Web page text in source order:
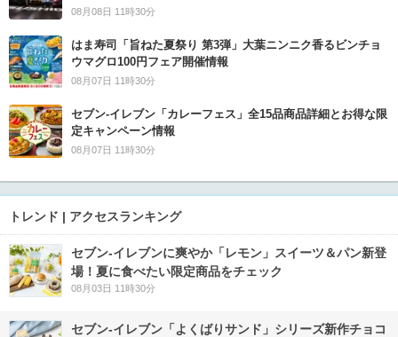
08月08日 11時30分
はま寿司「旨ねた夏祭り 第3弾」大葉ニンニク香るビンチョ
ウマグロ100円フェア開催情報
08月07日 11時30分
セブン‐イレブン「カレーフェス」全15品商品詳細とお得な限
定キャンペーン情報
08月07日 11時30分
トレンド | アクセスランキング
セブン‐イレブンに爽やか「レモン」スイーツ＆パン新登
場！夏に食べたい限定商品をチェック
08月03日 11時30分
セブン‐イレブン「よくばりサンド」シリーズ新作チョコ